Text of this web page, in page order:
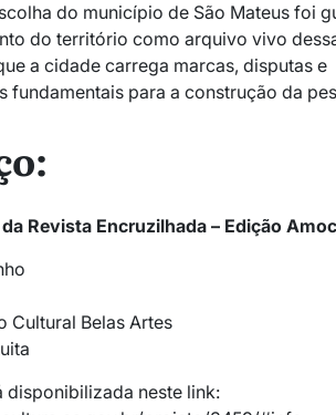
do município de São Mateus foi
do território como arquivo vivo
a cidade carrega marcas, disputas e
fundamentais para a construção da
Revista Encruzilhada – Edição
Cultural Belas Artes
disponibilizada neste link: